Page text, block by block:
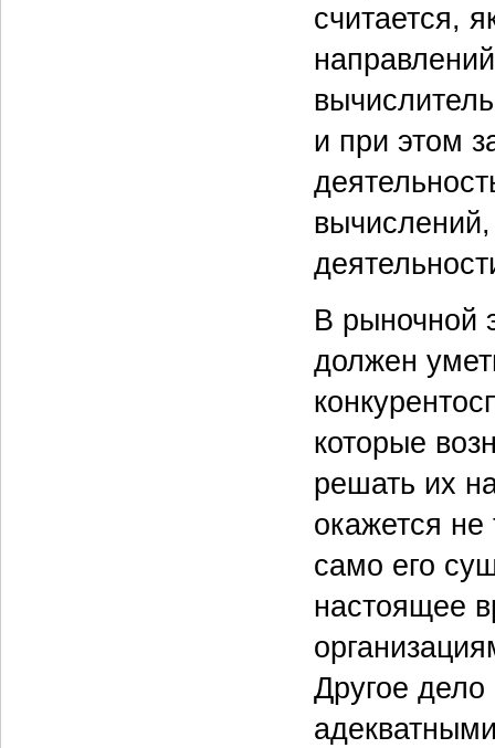
считается,
и при этом
В рыночной
должен
которые
решать их
окажется не
само его
настоящее
Другое дело